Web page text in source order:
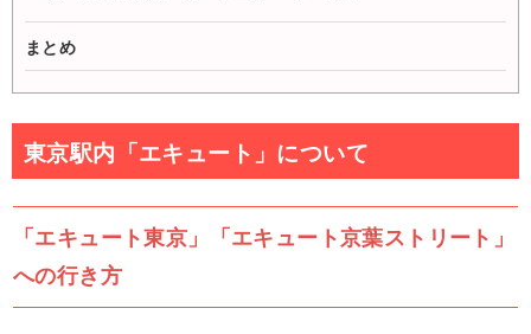
まとめ
東京駅内「エキュート」について
「エキュート東京」「エキュート京葉ストリート」
への行き方